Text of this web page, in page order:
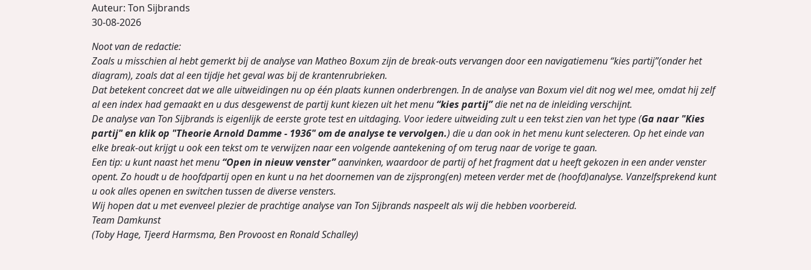
Auteur: Ton Sijbrands
30-08-2026
Noot van de redactie:
Zoals u misschien al hebt gemerkt bij de analyse van Matheo Boxum zijn de break-outs vervangen door een navigatiemenu “kies partij”(onder het
diagram), zoals dat al een tijdje het geval was bij de krantenrubrieken.
Dat betekent concreet dat we alle uitweidingen nu op één plaats kunnen onderbrengen. In de analyse van Boxum viel dit nog wel mee, omdat hij zelf
al een index had gemaakt en u dus desgewenst de partij kunt kiezen uit het menu “kies partij”die net na de inleiding verschijnt.
De analyse van Ton Sijbrands is eigenlijk de eerste grote test en uitdaging. Voor iedere uitweiding zult u een tekst zien van het type (Ga naar "Kies
partij" en klik op "Theorie Arnold Damme - 1936" om de analyse te vervolgen.) die u dan ook in het menu kunt selecteren. Op het einde van
elke break-out krijgt u ook een tekst om te verwijzen naar een volgende aantekening of om terug naar de vorige te gaan.
Een tip: u kunt naast het menu “Open in nieuw venster”aanvinken, waardoor de partij of het fragment dat u heeft gekozen in een ander venster
opent. Zo houdt u de hoofdpartij open en kunt u na het doornemen van de zijsprong(en) meteen verder met de (hoofd)analyse. Vanzelfsprekend kunt
u ook alles openen en switchen tussen de diverse vensters.
Wij hopen dat u met evenveel plezier de prachtige analyse van Ton Sijbrands naspeelt als wij die hebben voorbereid.
Team Damkunst
(Toby Hage, Tjeerd Harmsma, Ben Provoost en Ronald Schalley)